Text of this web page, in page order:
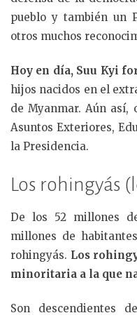
pueblo y también un
otros muchos
Hoy en día, Suu Kyi
hijos nacidos en el
de Myanmar. Aún así,
Asuntos Exteriores,
la Presidencia.
Los rohingyás
De los 52 millones
millones de
rohingyás. Los
minoritaria a la que
Son descendientes